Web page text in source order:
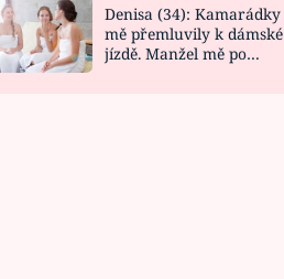
Denisa (34): Kamarádky
mě přemluvily k dámské
jízdě. Manžel mě po